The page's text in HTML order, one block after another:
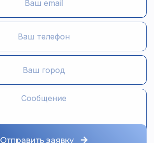
Отправить заявку